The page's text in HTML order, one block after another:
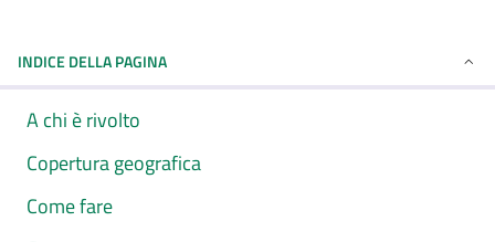
INDICE DELLA PAGINA
A chi è rivolto
Copertura geografica
Come fare